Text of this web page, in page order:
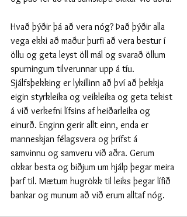
Hvað þýðir þá að vera nóg? Það þýðir alla
vega ekki að maður þurfi að vera bestur í
öllu og geta leyst öll mál og svarað öllum
spurningum tilverunnar upp á tíu.
Sjálfsþekking er lykillinn að því að þekkja
eigin styrkleika og veikleika og geta tekist
á við verkefni lífsins af heiðarleika og
einurð. Enginn gerir allt einn, enda er
manneskjan félagsvera og þrífst á
samvinnu og samveru við aðra. Gerum
okkar besta og biðjum um hjálp þegar meira
þarf til. Mætum hugrökk til leiks þegar lífið
bankar og munum að við erum alltaf nóg.